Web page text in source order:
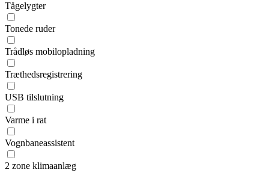
Tågelygter
Tonede ruder
Trådløs mobilopladning
Træthedsregistrering
USB tilslutning
Varme i rat
Vognbaneassistent
2 zone klimaanlæg